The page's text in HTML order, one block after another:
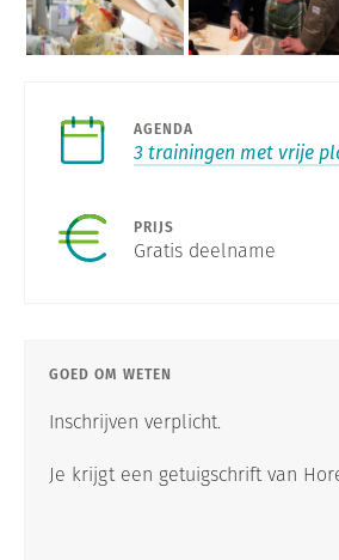
AGENDA
3 trainingen met vrije
PRIJS
Gratis deelname
GOED OM WETEN
Inschrijven verplicht.
Je krijgt een getuigschrift van